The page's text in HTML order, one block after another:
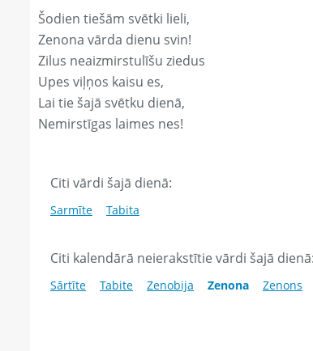
Šodien tiešām svētki lieli,
Zenona vārda dienu svin!
Zilus neaizmirstulīšu ziedus
Upes viļņos kaisu es,
Lai tie šajā svētku dienā,
Nemirstīgas laimes nes!
Citi vārdi šajā dienā:
Sarmīte Tabita
Citi kalendārā neierakstītie vārdi šajā dienā:
Sārtīte Tabite Zenobija Zenona Zenons